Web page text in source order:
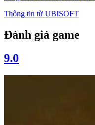
Thông tin từ UBISOFT
Đánh giá game
9.0